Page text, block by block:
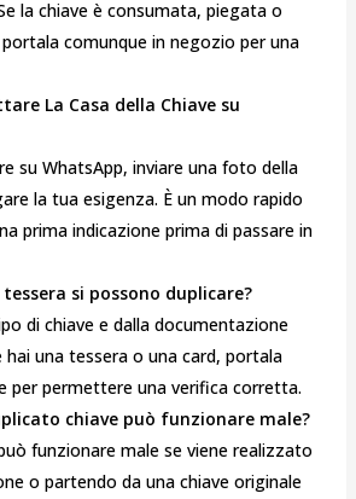
la chiave è consumata, piegata o
comunque in negozio per una
La Casa della Chiave su
su WhatsApp, inviare una foto della
la tua esigenza. È un modo rapido
prima indicazione prima di passare in
tessera si possono duplicare?
di chiave e dalla documentazione
hai una tessera o una card, portala
per permettere una verifica corretta.
chiave può funzionare male?
funzionare male se viene realizzato
o partendo da una chiave originale